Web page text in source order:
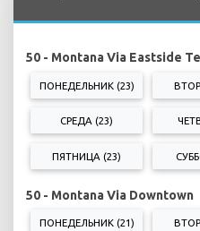
50 - Montana Via Eastside
ПОНЕДЕЛЬНИК (23)
СРЕДА (23)
ПЯТНИЦА (23)
50 - Montana Via Downtown
ПОНЕДЕЛЬНИК (21)